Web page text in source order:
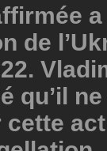
de
qu’il